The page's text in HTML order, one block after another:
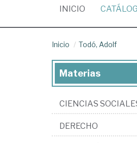
INICIO (CURRENT)
Inicio Todó, Adolf
Materias
CIENCIAS
DERECHO